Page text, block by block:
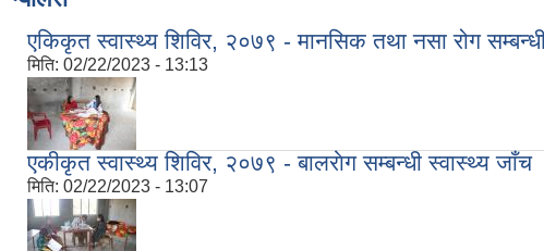
एकिकृत स्वास्थ्य शिविर, २०७९ - मानसिक तथा नसा रोग
मिति: 02/22/2023 - 13:13
एकीकृत स्वास्थ्य शिविर, २०७९ - बालराेग सम्बन्धी स्वास्थ्य जाँच
मिति: 02/22/2023 - 13:07